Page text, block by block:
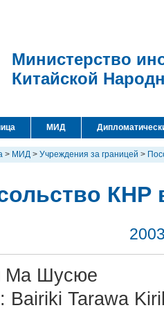
Министерство
Китайской
МИД
> МИД > Учреждения за границей >
КНР
Ма Шусюе
Bairiki Tarawa